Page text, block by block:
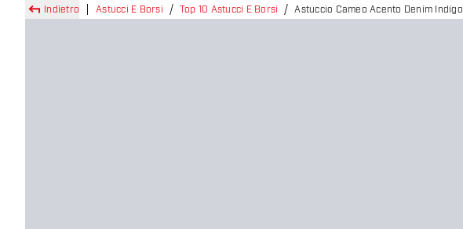
Indietro Astucci E Borsi Top 10 Astucci E Borsi Astuccio Cameo Acento Denim Indigo